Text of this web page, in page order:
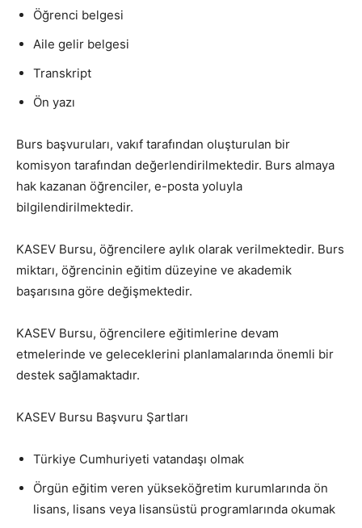
Öğrenci belgesi
Aile gelir belgesi
Transkript
Ön yazı
Burs başvuruları, vakıf tarafından oluşturulan bir
komisyon tarafından değerlendirilmektedir. Burs almaya
hak kazanan öğrenciler, e-posta yoluyla
bilgilendirilmektedir.
KASEV Bursu, öğrencilere aylık olarak verilmektedir. Burs
miktarı, öğrencinin eğitim düzeyine ve akademik
başarısına göre değişmektedir.
KASEV Bursu, öğrencilere eğitimlerine devam
etmelerinde ve geleceklerini planlamalarında önemli bir
destek sağlamaktadır.
KASEV Bursu Başvuru Şartları
Türkiye Cumhuriyeti vatandaşı olmak
Örgün eğitim veren yükseköğretim kurumlarında ön
lisans, lisans veya lisansüstü programlarında okumak